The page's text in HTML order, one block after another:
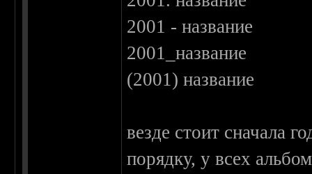
2001 - название
2001_название
(2001) название
везде стоит сначала
порядку, у всех